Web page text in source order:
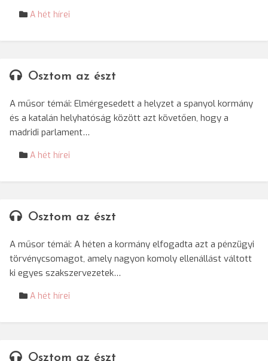
A hét hírei
Osztom az észt
A műsor témái: Elmérgesedett a helyzet a spanyol kormány
és a katalán helyhatóság között azt követően, hogy a
madridi parlament…
A hét hírei
Osztom az észt
A műsor témái: A héten a kormány elfogadta azt a pénzügyi
törvénycsomagot, amely nagyon komoly ellenállást váltott
ki egyes szakszervezetek…
A hét hírei
Osztom az észt